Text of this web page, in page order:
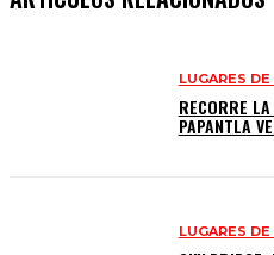
LUGARES
RECORRE
PAPANTLA
LUGARES